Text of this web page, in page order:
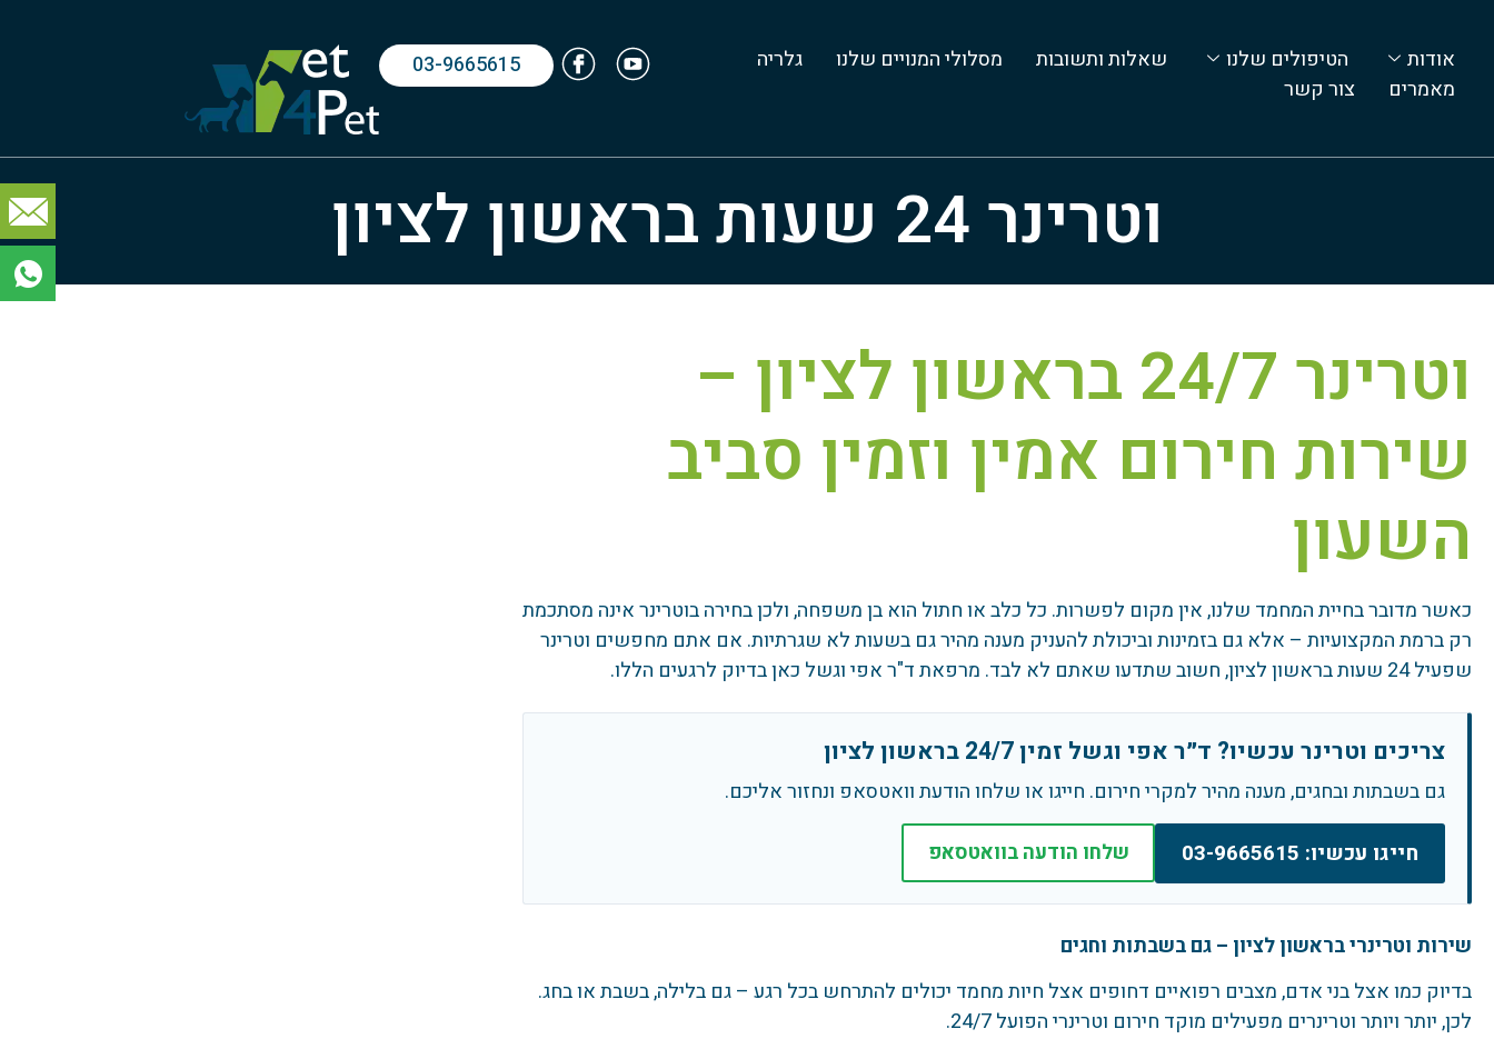
אודות הטיפולים שלנו שאלות ותשובות מסלולי המנויים שלנו
גלריה
מאמרים
צור קשר
03-9665615
וטרינר 24 שעות בראשון לציון
וטרינר 24/7 בראשון לציון –
שירות חירום אמין וזמין סביב
השעון
כאשר מדובר בחיית המחמד שלנו, אין מקום לפשרות. כל כלב או חתול הוא בן משפחה, ולכן בחירה בוטרינר אינה מסתכמת
רק ברמת המקצועיות – אלא גם בזמינות וביכולת להעניק מענה מהיר גם בשעות לא שגרתיות. אם אתם מחפשים וטרינר
שפעיל 24 שעות בראשון לציון, חשוב שתדעו שאתם לא לבד. מרפאת ד"ר אפי וגשל כאן בדיוק לרגעים הללו.
צריכים וטרינר עכשיו? ד״ר אפי וגשל זמין 24/7 בראשון לציון
גם בשבתות ובחגים, מענה מהיר למקרי חירום. חייגו או שלחו הודעת וואטסאפ ונחזור אליכם.
חייגו עכשיו: 03-9665615 שלחו הודעה בוואטסאפ
שירות וטרינרי בראשון לציון – גם בשבתות וחגים
בדיוק כמו אצל בני אדם, מצבים רפואיים דחופים אצל חיות מחמד יכולים להתרחש בכל רגע – גם בלילה, בשבת או בחג.
לכן, יותר ויותר וטרינרים מפעילים מוקד חירום וטרינרי הפועל 24/7.